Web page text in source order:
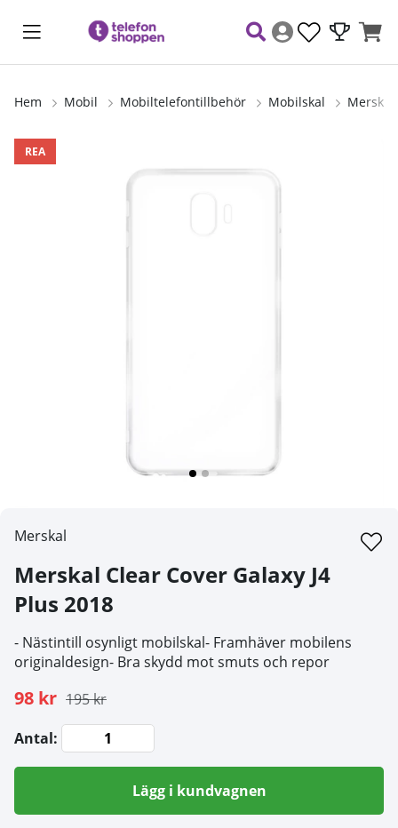
Hem Mobil Mobiltelefontillbehör Mobilskal Merskal
REA
Produktbilder
Merskal
Merskal Clear Cover Galaxy J4
Plus 2018
- Nästintill osynligt mobilskal- Framhäver mobilens
originaldesign- Bra skydd mot smuts och repor
98 kr 195 kr
Antal:
Lägg i kundvagnen